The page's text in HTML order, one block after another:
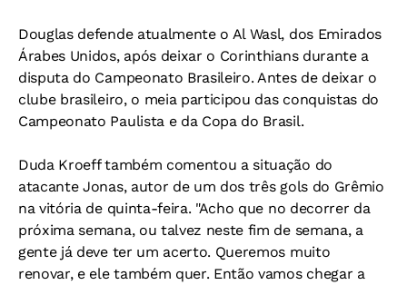
Douglas defende atualmente o Al Wasl, dos Emirados
Árabes Unidos, após deixar o Corinthians durante a
disputa do Campeonato Brasileiro. Antes de deixar o
clube brasileiro, o meia participou das conquistas do
Campeonato Paulista e da Copa do Brasil.
Duda Kroeff também comentou a situação do
atacante Jonas, autor de um dos três gols do Grêmio
na vitória de quinta-feira. "Acho que no decorrer da
próxima semana, ou talvez neste fim de semana, a
gente já deve ter um acerto. Queremos muito
renovar, e ele também quer. Então vamos chegar a